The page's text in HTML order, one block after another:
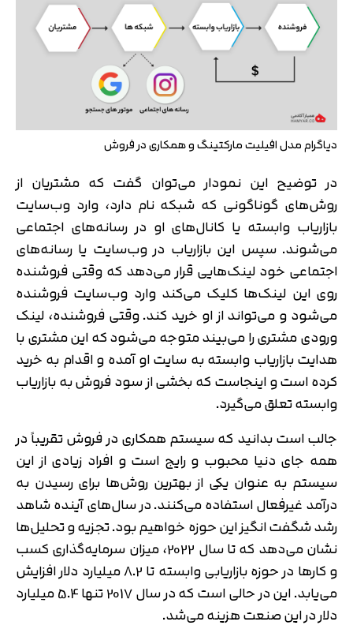
دیاگرام مدل افیلیت مارکتینگ و همکاری در فروش
در توضیح این نمودار می‌توان گفت که مشتریان از
روش‌های گوناگونی که شبکه نام دارد، وارد وب‌سایت
بازاریاب وابسته یا کانال‌های او در رسانه‌های اجتماعی
می‌شوند. سپس این بازاریاب در وب‌سایت یا رسانه‌های
اجتماعی خود لینک‌هایی قرار می‌دهد که وقتی فروشنده
روی این لینک‌ها کلیک می‌کند وارد وب‌سایت فروشنده
می‌شود و می‌تواند از او خرید کند. وقتی فروشنده، لینک
ورودی مشتری را می‌بیند متوجه می‌شود که این مشتری با
هدایت بازاریاب وابسته به سایت او آمده و اقدام به خرید
کرده است و اینجاست که بخشی از سود فروش به بازاریاب
وابسته تعلق می‌گیرد.
جالب است بدانید که سیستم همکاری در فروش تقریباً در
همه جای دنیا محبوب و رایج است و افراد زیادی از این
سیستم به عنوان یکی از بهترین روش‌ها برای رسیدن به
درآمد غیرفعال استفاده می‌کنند. در سال‌های آینده شاهد
رشد شگفت‌ انگیز این حوزه خواهیم بود. تجزیه و تحلیل‌ها
نشان می‌دهد که تا سال 2022، میزان سرمایه‌گذاری کسب
و کارها در حوزه بازاریابی وابسته تا 8.2 میلیارد دلار افزایش
می‌یابد. این در حالی است که در سال 2017 تنها 5.4 میلیارد
دلار در این صنعت هزینه می‌شد.